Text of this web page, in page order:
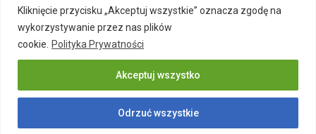
Kliknięcie przycisku „Akceptuj wszystkie” oznacza zgodę na
wykorzystywanie przez nas plików
cookie. Polityka Prywatności
Odrzuć wszystkie
Akceptuj wszystko